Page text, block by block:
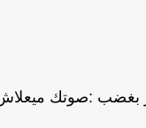
بغضب :صوتك ميعلاش